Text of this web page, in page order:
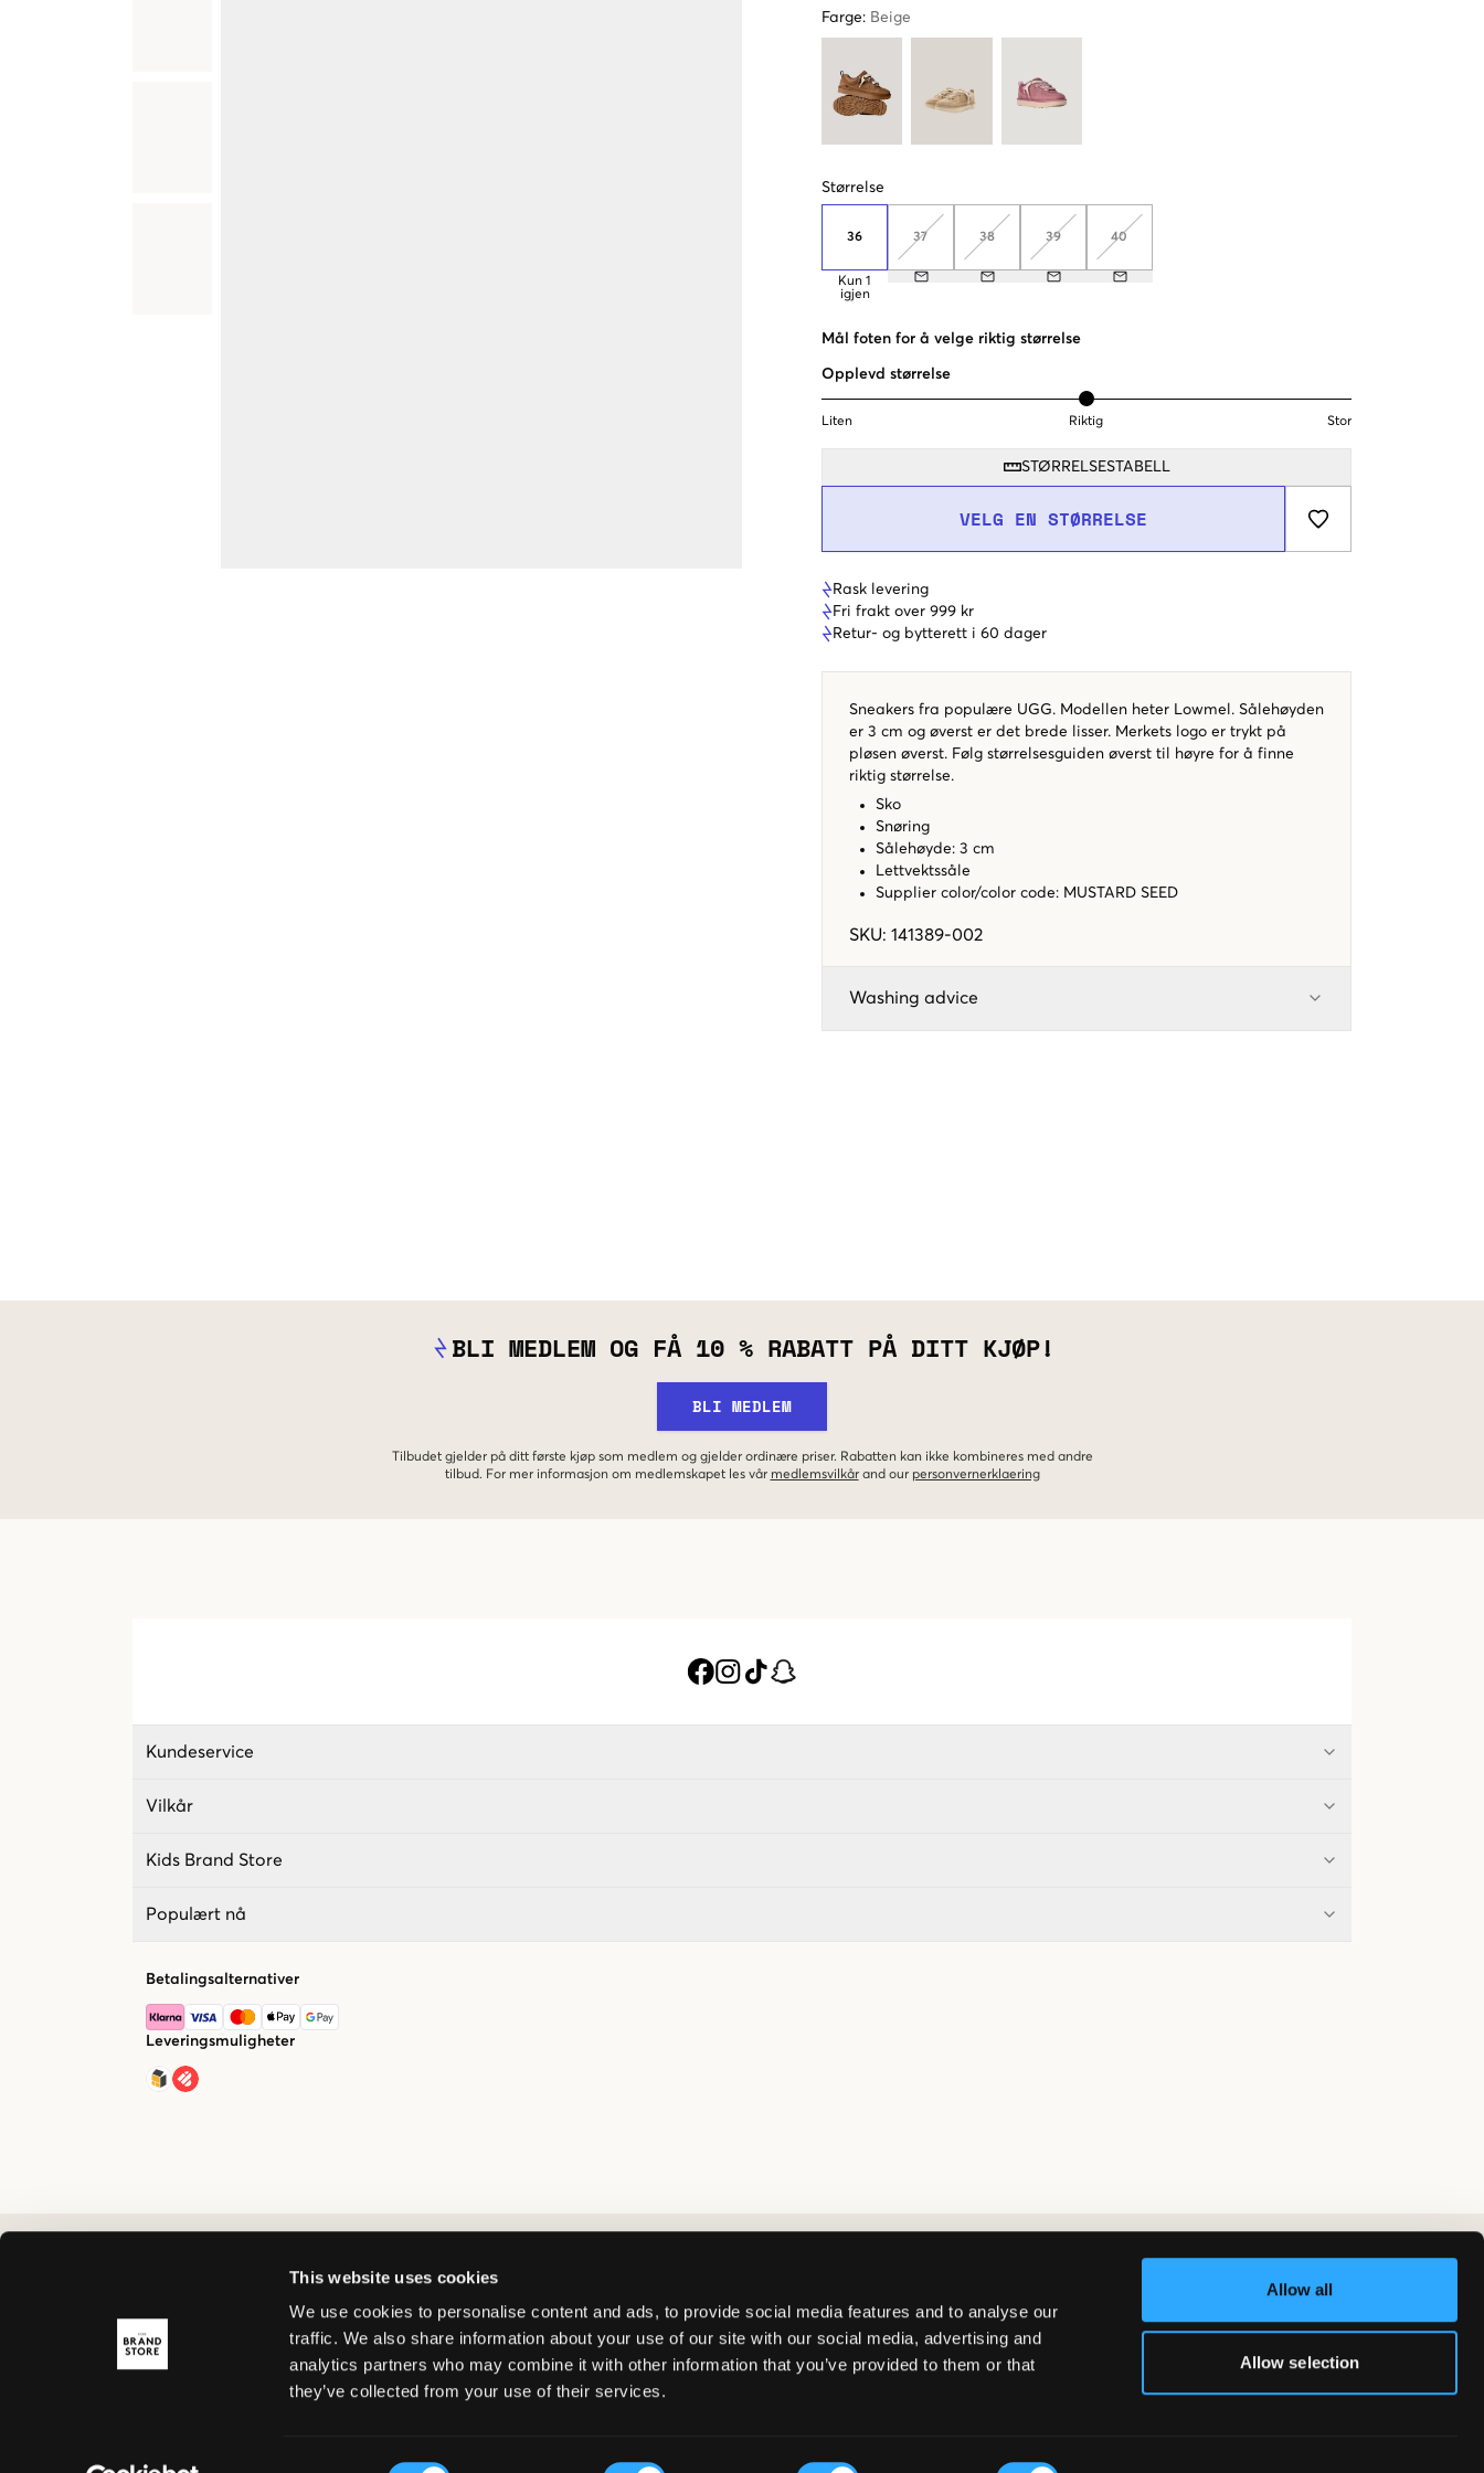
This website uses cookies
We use cookies to personalise content and ads, to provide social media features and to analyse our
traffic. We also share information about your use of our site with our social media, advertising and
analytics partners who may combine it with other information that you’ve provided to them or that
they’ve collected from your use of their services.
Allow all
Allow selection
Farge: Beige
Størrelse
36
Kun 1
igjen
37 38 39 40
Mål foten for å velge riktig størrelse
Opplevd størrelse
Liten Riktig Stor
STØRRELSESTABELL
VELG EN STØRRELSE
Rask levering
Fri frakt over 999 kr
Retur- og bytterett i 60 dager
Sneakers fra populære UGG. Modellen heter Lowmel. Sålehøyden
er 3 cm og øverst er det brede lisser. Merkets logo er trykt på
pløsen øverst. Følg størrelsesguiden øverst til høyre for å finne
riktig størrelse.
Sko
Snøring
Sålehøyde: 3 cm
Lettvektssåle
Supplier color/color code: MUSTARD SEED
SKU: 141389-002
Washing advice
BLI MEDLEM OG FÅ 10 % RABATT PÅ DITT KJØP!
BLI MEDLEM
Tilbudet gjelder på ditt første kjøp som medlem og gjelder ordinære priser. Rabatten kan ikke kombineres med andre
tilbud. For mer informasjon om medlemskapet les vår medlemsvilkår and our personvernerklaering
Kundeservice
Vilkår
Kids Brand Store
Populært nå
Betalingsalternativer
Leveringsmuligheter